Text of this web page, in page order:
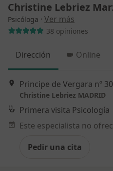
Christine Lebriez
Psicóloga · Ver más
38 opiniones
Dirección Online
Principe de Vergara nº
Christine Lebriez MADRID
Primera visita Psicología
Pedir una cita